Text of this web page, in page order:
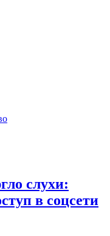
слухи:
в соцсети